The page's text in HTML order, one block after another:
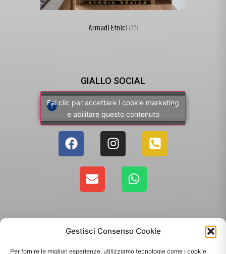
Gestisci Consenso Cookie
Per fornire le migliori esperienze, utilizziamo tecnologie come i cookie
Armadi Etnici (37)
GIALLO SOCIAL
Fai clic per accettare i cookie marketing
e abilitare questo contenuto